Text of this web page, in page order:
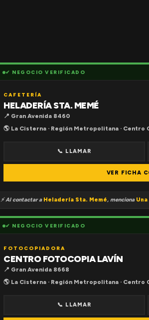
✔ NEGOCIO VERIFICADO
CAFETERÍA
HELADERÍA STA. MEMÉ
📍 Gran Avenida 8460
🌎 La Cisterna · Región Metropolitana · Centro
📞 LLAMAR
VER FICHA
⚡ Al contactar a Heladería Sta. Memé, menciona
✔ NEGOCIO VERIFICADO
FOTOCOPIADORA
CENTRO FOTOCOPIA LAVÍN
📍 Gran Avenida 8668
🌎 La Cisterna · Región Metropolitana · Centro
📞 LLAMAR